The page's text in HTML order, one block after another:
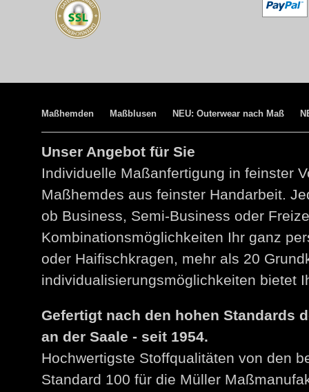
Maßhemden Maßblusen NEU: Outerwear nach Maß
Unser Angebot für Sie
Individuelle Maßanfertigung in feinster
Maßhemdes aus feinster Handarbeit.
ob Business, Semi-Business oder
Kombinationsmöglichkeiten Ihr ganz
oder Haifischkragen, mehr als 20
individualisierungsmöglichkeiten bietet
Gefertigt nach den hohen Standards
an der Saale - seit 1954.
Hochwertigste Stoffqualitäten von den
Standard 100 für die Müller